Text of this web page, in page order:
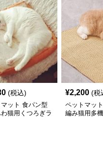
(税込)
ット 食パン型
猫用くつろぎラ
¥2,200 (税
ペットマッ
編み猫用多